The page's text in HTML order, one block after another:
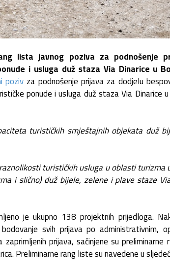
lista javnog poziva za podnošenje
i usluga duž staza Via Dinarice u
pozivza podnošenje prijava za dodjelu
ponude i usluga duž staza Via Dinarice
turističkih smještajnih objekata duž
turističkih usluga u oblasti turizma
i slično) duž bijele, zelene i plave staze
je ukupno 138 projektnih prijedloga.
svih prijava po administrativnim,
prijava, sačinjene su
Preliminarne rang liste su navedene u